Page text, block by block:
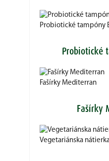
Probiotické tampóny
Probiotické
Fašírky Mediterran
Fašírky
Vegetariánska